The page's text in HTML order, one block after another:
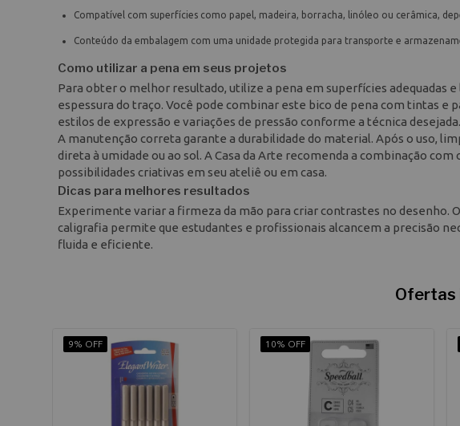
Compatível com superfícies como papel, madeira, borracha, linóleo ou cerâmica,
Conteúdo da embalagem com uma unidade protegida para transporte e
Como utilizar a pena em seus projetos
Para obter o melhor resultado, utilize a pena em superfícies adequadas
espessura do traço. Você pode combinar este bico de pena com tintas
estilos de expressão e variações de pressão conforme a técnica desejada.
A manutenção correta garante a durabilidade do material. Após o uso,
direta à umidade ou ao sol. A Casa da Arte recomenda a combinação
possibilidades criativas em seu ateliê ou em casa.
Dicas para melhores resultados
Experimente variar a firmeza da mão para criar contrastes no desenho.
caligrafia permite que estudantes e profissionais alcancem a precisão
fluida e eficiente.
Ofertas
9% OFF 10% OFF